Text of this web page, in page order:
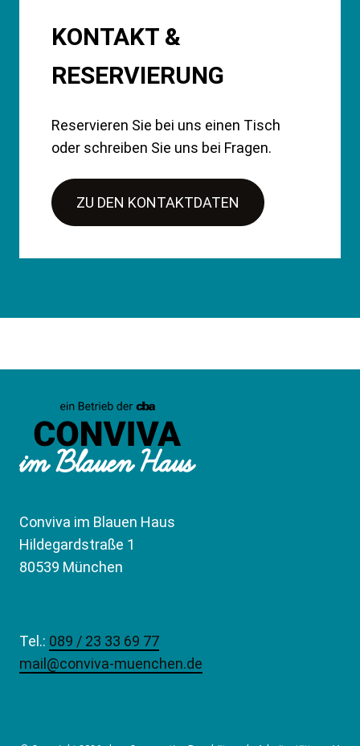
KONTAKT &
RESERVIERUNG
Reservieren Sie bei uns einen Tisch
oder schreiben Sie uns bei Fragen.
ZU DEN KONTAKTDATEN
Conviva im Blauen Haus
Hildegardstraße 1
80539 München
Tel.: 089 / 23 33 69 77
mail@conviva-muenchen.de